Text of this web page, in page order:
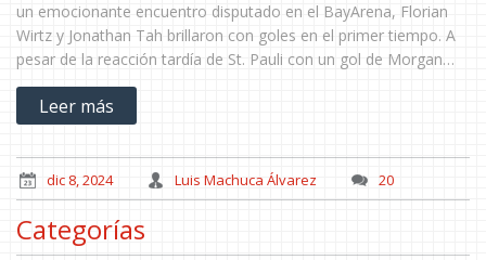
un emocionante encuentro disputado en el BayArena, Florian
Wirtz y Jonathan Tah brillaron con goles en el primer tiempo. A
pesar de la reacción tardía de St. Pauli con un gol de Morgan
Guilavogui, Leverkusen aseguró su posición en el tercer lugar de
la liga bajo la dirección de Xabi Alonso.
Leer más
dic 8, 2024 Luis Machuca Álvarez 20
Categorías